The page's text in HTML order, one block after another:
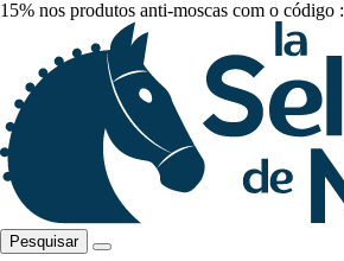
15% nos produtos anti-moscas com o código :
Pesquisar